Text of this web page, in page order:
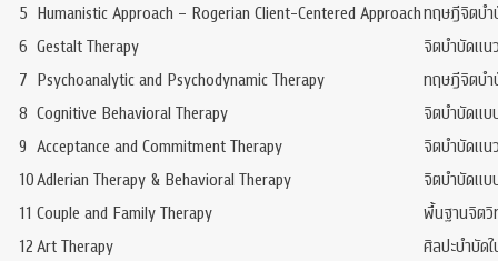
5 Humanistic Approach – Rogerian Client-Centered Approachทฤษฎีจิตบำ
6 Gestalt Therapy
จิตบำบัดแน
7 Psychoanalytic and Psychodynamic Therapy
ทฤษฎีจิตบำ
8 Cognitive Behavioral Therapy
จิตบำบัดแบ
9 Acceptance and Commitment Therapy
จิตบำบัดแ
10Adlerian Therapy & Behavioral Therapy
จิตบำบัดแบ
11 Couple and Family Therapy
พื้นฐานจิตวิ
12Art Therapy
ศิลปะบำบัด